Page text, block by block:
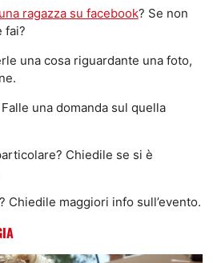
ragazza su facebook? Se non
fai?
una cosa riguardante una foto,
una domanda sul quella
Chiedile se si è
Chiedile maggiori info sull’evento.